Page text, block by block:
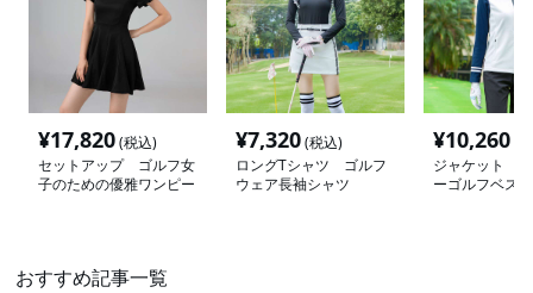
¥17,820(税込)
セットアップ ゴルフ女
子のための優雅ワンピー
¥7,320(税込)
ロングTシャツ ゴルフ
ウェア長袖シャツ
¥10,260
ジャケット
ーゴルフベスト
おすすめ記事一覧